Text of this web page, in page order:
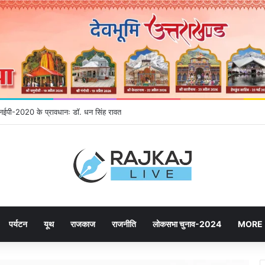
रही जनता, महायोजना-2041 पर दूसरे चरण की सुनवाई में बढ़ी भागीदारी
पर्यटन यूथ राजकाज राजनीति लोकसभा चुनाव-2024 MORE